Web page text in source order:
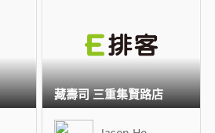
藏壽司 三重集賢路店